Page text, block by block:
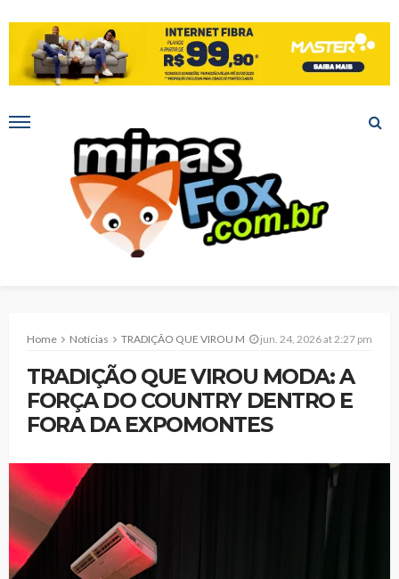
Home Notícias TRADIÇÃO QUE VIROU MODA: A FORÇA DO COUNTRY DENTRO E FORA DA EXPOMONTES
jun. 24, 2026 at 2:27 pm
TRADIÇÃO QUE VIROU MODA: A
FORÇA DO COUNTRY DENTRO E
FORA DA EXPOMONTES